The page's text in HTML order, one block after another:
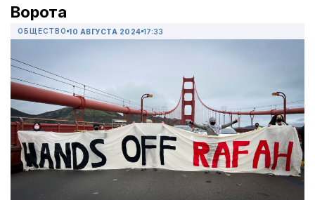
Ворота
ОБЩЕСТВО 10 АВГУСТА 2024 17:33